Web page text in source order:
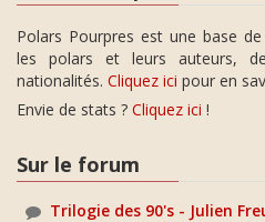
Polars Pourpres est une base
les polars et leurs auteurs,
nationalités. Cliquez ici pour en
Envie de stats ? Cliquez ici !
Sur le forum
Trilogie des 90's - Julien